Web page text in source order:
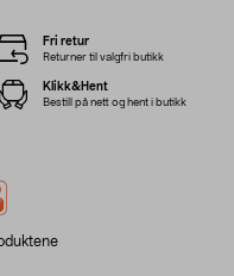
Fri retur
Returner til valgfri butikk
Klikk&Hent
Bestill på nett og hent i butikk